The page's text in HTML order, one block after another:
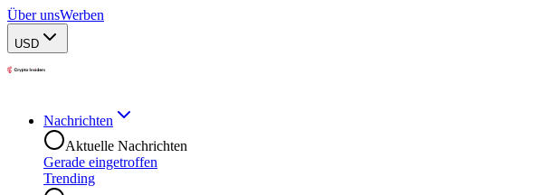
Über unsWerben
USD
Nachrichten
Aktuelle Nachrichten
Gerade eingetroffen
Trending